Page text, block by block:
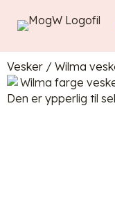
Vesker / Wilma